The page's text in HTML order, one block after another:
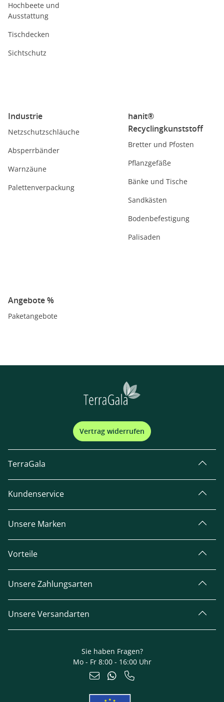
Hochbeete und
Ausstattung
Tischdecken
Sichtschutz
Industrie
Netzschutzschläuche
Absperrbänder
Warnzäune
Palettenverpackung
hanit®
Recyclingkunststoff
Bretter und Pfosten
Pflanzgefäße
Bänke und Tische
Sandkästen
Bodenbefestigung
Palisaden
Angebote %
Paketangebote
Vertrag widerrufen
TerraGala
Kundenservice
Unsere Marken
Vorteile
Unsere Zahlungsarten
Unsere Versandarten
Sie haben Fragen?
Mo - Fr 8:00 - 16:00 Uhr